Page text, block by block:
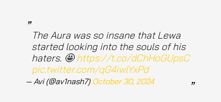
The Aura was so insane that Lewa
started looking into the souls of his
haters. 🤩 https://t.co/dChHoGUpsC
pic.twitter.com/qG4iwlYxPd
— Avi (@av1nash7) October 30, 2024